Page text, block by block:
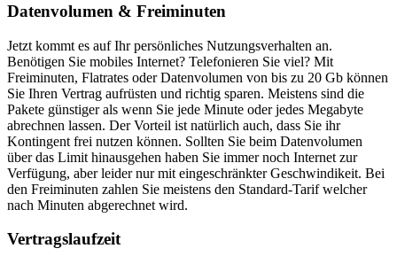
Datenvolumen & Freiminuten
Jetzt kommt es auf Ihr persönliches Nutzungsverhalten an.
Benötigen Sie mobiles Internet? Telefonieren Sie viel? Mit
Freiminuten, Flatrates oder Datenvolumen von bis zu 20 Gb können
Sie Ihren Vertrag aufrüsten und richtig sparen. Meistens sind die
Pakete günstiger als wenn Sie jede Minute oder jedes Megabyte
abrechnen lassen. Der Vorteil ist natürlich auch, dass Sie ihr
Kontingent frei nutzen können. Sollten Sie beim Datenvolumen
über das Limit hinausgehen haben Sie immer noch Internet zur
Verfügung, aber leider nur mit eingeschränkter Geschwindikeit. Bei
den Freiminuten zahlen Sie meistens den Standard-Tarif welcher
nach Minuten abgerechnet wird.
Vertragslaufzeit